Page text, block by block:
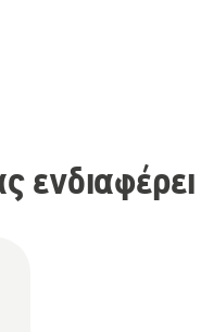
ενδιαφέρει